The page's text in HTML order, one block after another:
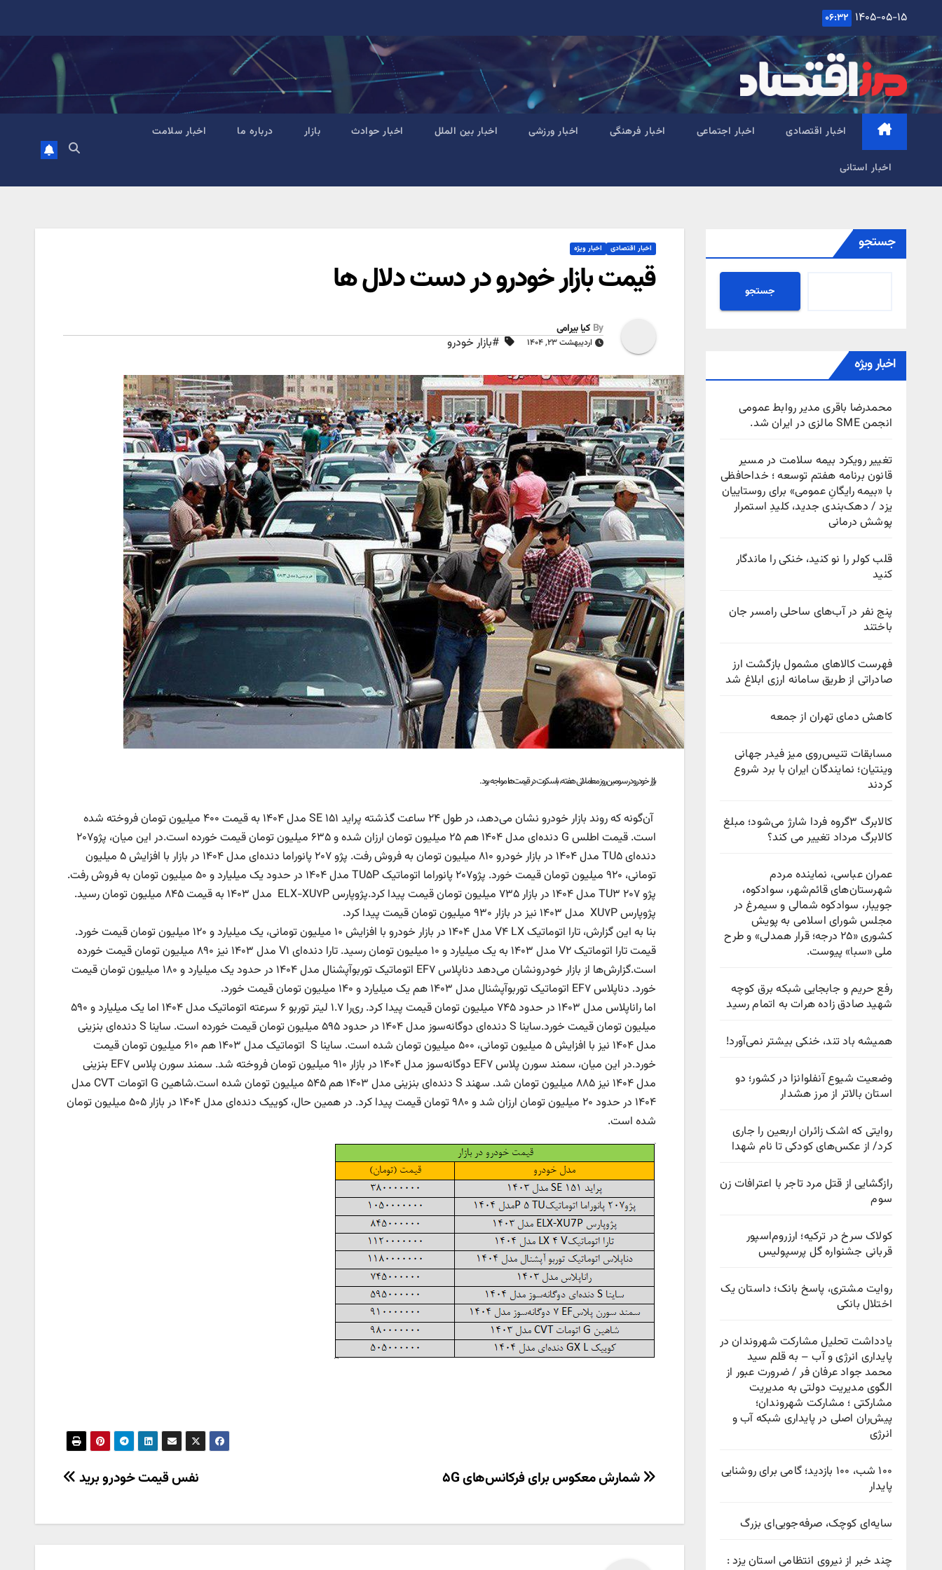
content
۱۴۰۵-۰۵-۱۵ ۰۶:۳۲
اخبار اقتصادی اخبار اجتماعی اخبار فرهنگی اخبار ورزشی اخبار بین الملل اخبار حوادث بازار درباره ما اخبار سلامت
اخبار استانی
جستجو
جستجو
اخبار ویژه
محمدرضا باقری مدیر روابط عمومی
انجمن SME مالزی در ایران شد.
تغییر رویکرد بیمه سلامت در مسیر
قانون برنامه هفتم توسعه ؛ خداحافظی
با «بیمه رایگانِ عمومی» برای روستاییان
یزد / دهک‌بندی جدید، کلیدِ استمرار
پوشش درمانی
قلب کولر را نو کنید، خنکی را ماندگار
کنید
پنج نفر در آب‌های ساحلی رامسر جان
باختند
فهرست کالاهای مشمول بازگشت ارز
صادراتی از طریق سامانه ارزی ابلاغ شد
کاهش دمای تهران از جمعه
مسابقات تنیس‌روی میز فیدر جهانی
وینتیان؛ نمایندگان ایران با برد شروع
کردند
کالابرگ ۳گروه فردا شارژ می‌شود؛ مبلغ
کالابرگ مرداد تغییر می کند؟
عمران عباسی، نماینده مردم
شهرستان‌های قائم‌شهر، سوادكوه،
جویبار، سوادكوه شمالی و سیمرغ در
مجلس شورای اسلامی به پویش
كشوری «۲۵ درجه؛ قرار همدلی» و طرح
ملی «سبا» پیوست.
رفع حریم و جابجایی شبکه برق کوچه
شهید صادق زاده هرات به اتمام رسید
همیشه باد تند، خنکی بیشتر نمی‌آورد!
وضعیت شیوع آنفلوانزا در کشور؛ دو
استان بالاتر از مرز هشدار
روایتی که اشک زائران اربعین را جاری
کرد/ از عکس‌های کودکی تا نام شهدا
رازگشایی از قتل مرد تاجر با اعترافات زن
سوم
کولاک سرخ در ترکیه؛ ارزروم‌اسپور
قربانی جشنواره گل پرسپولیس
روایت مشتری، پاسخ بانک؛ داستان یک
اختلال بانکی
یادداشت تحلیل مشارکت شهروندان در
پایداری انرژی و آب – به قلم سید
محمد جواد عرفان فر / ضرورت عبور از
الگوی مدیریت دولتی به مدیریت
مشارکتی ؛ مشارکت شهروندان؛
پیش‌ران اصلی در پایداری شبکه آب و
انرژی
۱۰۰ شب، ۱۰۰ بازدید؛ گامی برای روشنایی
پایدار
سایه‌ای کوچک، صرفه‌جویی‌ای بزرگ
چند خبر از نیروی انتظامی استان یزد :
اخبار اقتصادی اخبار ویژه
قیمت بازار خودرو در دست دلال ها
By کیا بیرامی
اردیبهشت ۲۳, ۱۴۰۴ #بازار خودرو
بازار خودرو در سومین روز معاملاتی هفته، با سکوت در قیمت‌ها مواجه بود.
آن‌گونه که روند بازار خودرو نشان می‌دهد، در طول ۲۴ ساعت گذشته پراید ۱۵۱ SE مدل ۱۴۰۴ به قیمت ۴۰۰ میلیون تومان فروخته شده
است. قیمت اطلس G دنده‌ای مدل ۱۴۰۴ هم ۲۵ میلیون تومان ارزان شده و ۶۳۵ میلیون تومان قیمت خورده است.در این میان، پژو۲۰۷
دنده‌ای TU۵ مدل ۱۴۰۴ در بازار خودرو ۸۱۰ میلیون تومان به فروش رفت. پژو ۲۰۷ پانوراما دنده‌ای مدل ۱۴۰۴ در بازار با افزایش ۵ میلیون
تومانی، ۹۲۰ میلیون تومان قیمت خورد. پژو۲۰۷ پانوراما اتوماتیک TU۵P مدل ۱۴۰۴ در حدود یک میلیارد و ۵۰ میلیون تومان به فروش رفت.
پژو ۲۰۷ TU۳ مدل ۱۴۰۴ در بازار ۷۳۵ میلیون تومان قیمت پیدا کرد.پژوپارس ELX-XU۷P مدل ۱۴۰۳ به قیمت ۸۴۵ میلیون تومان رسید.
پژوپارس XU۷P مدل ۱۴۰۳ نیز در بازار ۹۳۰ میلیون تومان قیمت پیدا کرد.
بنا به این گزارش، تارا اتوماتیک V۴ LX مدل ۱۴۰۴ در بازار خودرو با افزایش ۱۰ میلیون تومانی، یک میلیارد و ۱۲۰ میلیون تومان قیمت خورد.
قیمت تارا اتوماتیک V۲ مدل ۱۴۰۳ به یک میلیارد و ۱۰ میلیون تومان رسید. تارا دنده‌ای V۱ مدل ۱۴۰۳ نیز ۸۹۰ میلیون تومان قیمت خورده
است.گزارش‌ها از بازار خودرونشان می‌دهد دناپلاس EF۷ اتوماتیک توربوآپشنال مدل ۱۴۰۴ در حدود یک میلیارد و ۱۸۰ میلیون تومان قیمت
خورد. دناپلاس EF۷ اتوماتیک توربوآپشنال مدل ۱۴۰۳ هم یک میلیارد و ۱۴۰ میلیون تومان قیمت خورد.
اما راناپلاس مدل ۱۴۰۳ در حدود ۷۴۵ میلیون تومان قیمت پیدا کرد. ری‌را ۱.۷ لیتر توربو ۶ سرعته اتوماتیک مدل ۱۴۰۴ اما یک میلیارد و ۵۹۰
میلیون تومان قیمت خورد.ساینا S دنده‌ای دوگانه‌سوز مدل ۱۴۰۴ در حدود ۵۹۵ میلیون تومان قیمت خورده است. ساینا S دنده‌ای بنزینی
مدل ۱۴۰۴ نیز با افزایش ۵ میلیون تومانی، ۵۰۰ میلیون تومان شده است. ساینا S اتوماتیک مدل ۱۴۰۳ هم ۶۱۰ میلیون تومان قیمت
خورد.در این میان، سمند سورن پلاس EF۷ دوگانه‌سوز مدل ۱۴۰۴ در بازار ۹۱۰ میلیون تومان فروخته شد. سمند سورن پلاس EF۷ بنزینی
مدل ۱۴۰۴ نیز ۸۸۵ میلیون تومان شد. سهند S دنده‌ای بنزینی مدل ۱۴۰۳ هم ۵۴۵ میلیون تومان شده است.شاهین G اتومات CVT مدل
۱۴۰۴ در حدود ۲۰ میلیون تومان ارزان شد و ۹۸۰ تومان قیمت پیدا کرد. در همین حال، کوییک دنده‌ای مدل ۱۴۰۴ در بازار ۵۰۵ میلیون تومان
شده است.
راهبری
نفس قیمت خودرو برید شمارش معکوس برای فرکانس‌های ۵G